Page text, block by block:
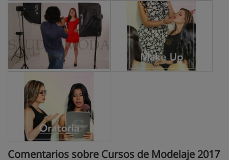
Comentarios sobre Cursos de Modelaje 2017